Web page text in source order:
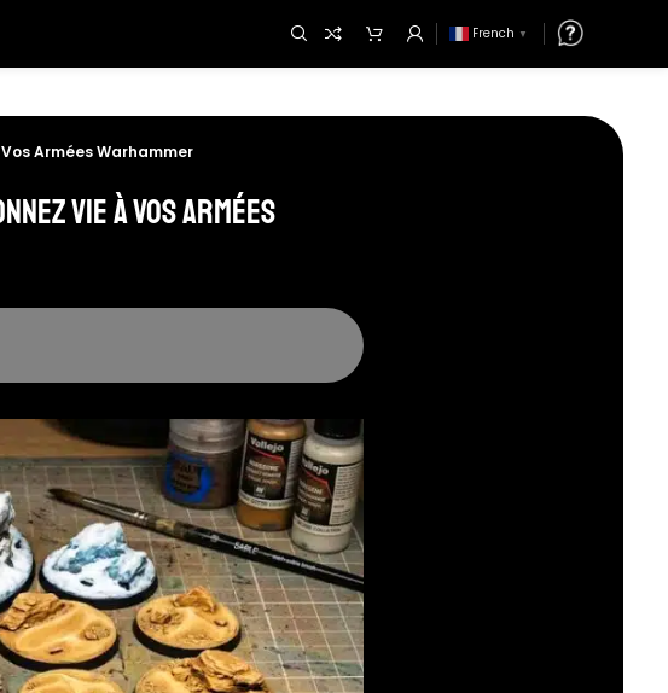
French ▼
Armées Warhammer
Vie à Vos Armées